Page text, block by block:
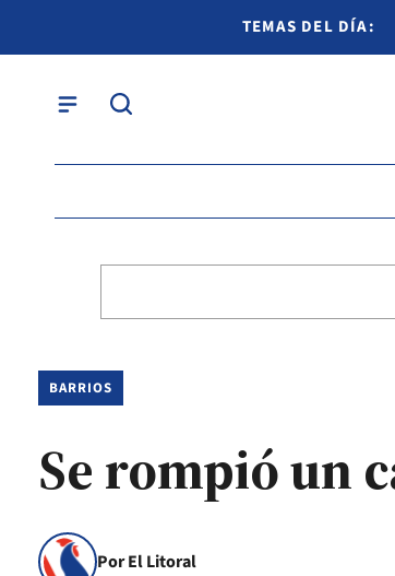
TEMAS DEL DÍA:
BARRIOS
Se rompió un
Por El Litoral